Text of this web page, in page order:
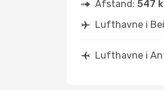
Afstand: 547
Lufthavne i
Lufthavne i